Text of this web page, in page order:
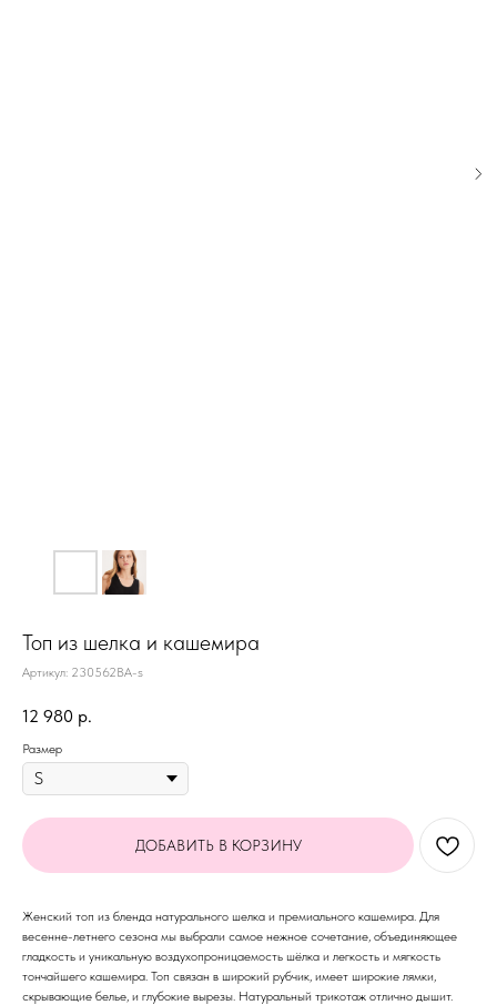
Топ из шелка и кашемира
Артикул: 230562BA-s
12 980 р.
Размер
ДОБАВИТЬ В КОРЗИНУ
Женский топ из бленда натурального шелка и премиального кашемира. Для
весенне-летнего сезона мы выбрали самое нежное сочетание, объединяющее
гладкость и уникальную воздухопроницаемость шёлка и легкость и мягкость
тончайшего кашемира. Топ связан в широкий рубчик, имеет широкие лямки,
скрывающие белье, и глубокие вырезы. Натуральный трикотаж отлично дышит.